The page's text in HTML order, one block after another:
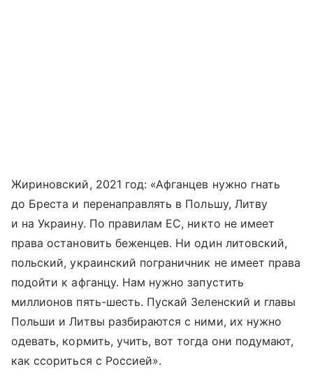
Жириновский, 2021 год: «Афганцев нужно гнать
до Бреста и перенаправлять в Польшу, Литву
и на Украину. По правилам ЕС, никто не имеет
права остановить беженцев. Ни один литовский,
польский, украинский пограничник не имеет права
подойти к афганцу. Нам нужно запустить
миллионов пять-​шесть. Пускай Зеленский и главы
Польши и Литвы разбираются с ними, их нужно
одевать, кормить, учить, вот тогда они подумают,
как ссориться с Россией».